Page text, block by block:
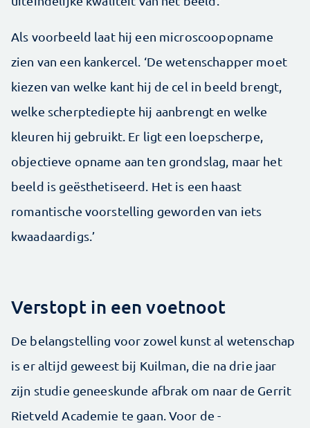
Als voorbeeld laat hij een microscoopopname
zien van een kankercel. ‘De wetenschapper moet
kiezen van welke kant hij de cel in beeld brengt,
welke scherptediepte hij aanbrengt en welke
kleuren hij gebruikt. Er ligt een loep­scherpe,
objectieve opname aan ten grondslag, maar het
beeld is geësthetiseerd. Het is een haast
romantische voorstelling geworden van iets
kwaadaardigs.’
Verstopt in een voetnoot
De belangstelling voor zowel kunst al wetenschap
is er altijd geweest bij Kuilman, die na drie jaar
zijn studie geneeskunde afbrak om naar de Gerrit
Rietveld Academie te gaan. Voor de ­